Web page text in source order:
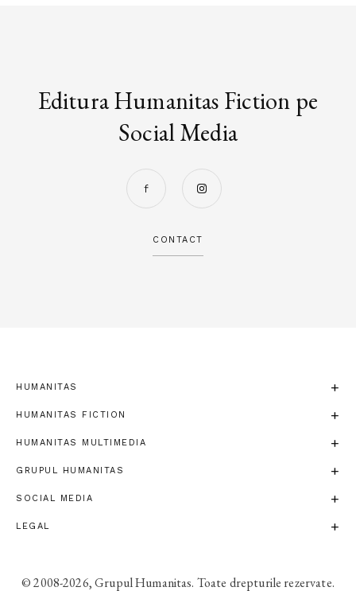
Editura Humanitas Fiction pe
Social Media
CONTACT
HUMANITAS
HUMANITAS FICTION
HUMANITAS MULTIMEDIA
GRUPUL HUMANITAS
SOCIAL MEDIA
LEGAL
© 2008-2026, Grupul Humanitas. Toate drepturile rezervate.